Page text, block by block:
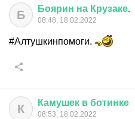
Б Боярин на Крузаке.
08:48, 18.02.2022
#Алтушкинпомоги.
К Камушек в ботинке
08:53, 18.02.2022